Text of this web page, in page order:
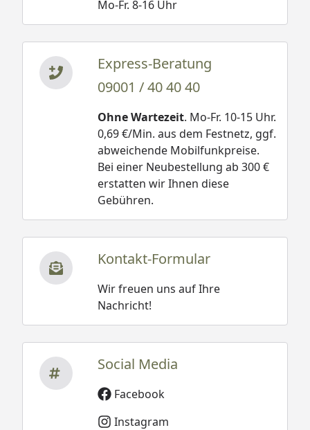
Mo-Fr. 8-16 Uhr
Express-Beratung
09001 / 40 40 40
Ohne Wartezeit. Mo-Fr. 10-15 Uhr.
0,69 €/Min. aus dem Festnetz, ggf.
abweichende Mobilfunkpreise.
Bei einer Neubestellung ab 300 €
erstatten wir Ihnen diese
Gebühren.
Kontakt-Formular
Wir freuen uns auf Ihre
Nachricht!
Social Media
Facebook
Instagram